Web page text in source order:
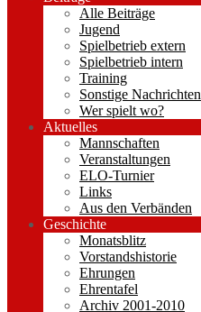
Alle Beiträge
Jugend
Spielbetrieb extern
Spielbetrieb intern
Training
Sonstige Nachrichten
Wer spielt wo?
Aktuelles
Mannschaften
Veranstaltungen
ELO-Turnier
Links
Aus den Verbänden
Geschichte
Monatsblitz
Vorstandshistorie
Ehrungen
Ehrentafel
Archiv 2001-2010